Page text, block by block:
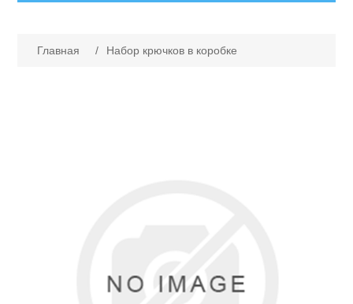
Товары для рыбалки
Главная / Набор крючков в коробке